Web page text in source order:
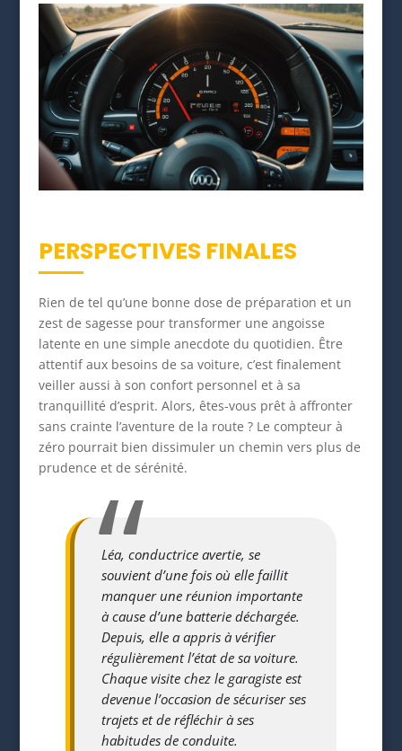
PERSPECTIVES FINALES
Rien de tel qu’une bonne dose de préparation et un
zest de sagesse pour transformer une angoisse
latente en une simple anecdote du quotidien. Être
attentif aux besoins de sa voiture, c’est finalement
veiller aussi à son confort personnel et à sa
tranquillité d’esprit. Alors, êtes-vous prêt à affronter
sans crainte l’aventure de la route ? Le compteur à
zéro pourrait bien dissimuler un chemin vers plus de
prudence et de sérénité.
Léa, conductrice avertie, se
souvient d’une fois où elle faillit
manquer une réunion importante
à cause d’une batterie déchargée.
Depuis, elle a appris à vérifier
régulièrement l’état de sa voiture.
Chaque visite chez le garagiste est
devenue l’occasion de sécuriser ses
trajets et de réfléchir à ses
habitudes de conduite.